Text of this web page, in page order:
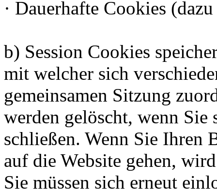
· Dauerhafte Cookies
b) Session Cookies
mit welcher sich
gemeinsamen Sitzung
werden gelöscht, wenn Sie
schließen. Wenn Sie Ihren
auf die Website gehen,
Sie müssen sich erneut